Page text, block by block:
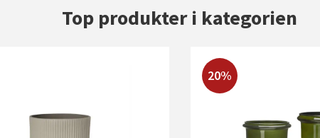
Top produkter i kategorien
20%